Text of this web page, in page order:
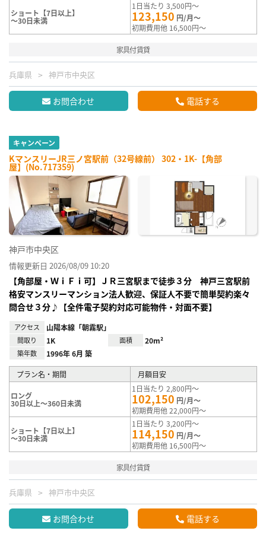
ショート【7日以上】
～30日未満
1日当たり 3,500円～
123,150 円/月～
初期費用他 16,500円～
家具付賃貸
兵庫県 神戸市中央区
お問合わせ 電話する
キャンペーン
KマンスリーJR三ノ宮駅前（32号線前） 302・1K-【角部
屋】(No.717359)
神戸市中央区
情報更新日 2026/08/09 10:20
【角部屋・ＷｉＦｉ可】ＪＲ三宮駅まで徒歩３分 神戸三宮駅前
格安マンスリーマンション法人歓迎、保証人不要で簡単契約楽々
問合せ３分♪【全件電子契約対応可能物件・対面不要】
アクセス 山陽本線「朝霧駅」
間取り 1K 面積 20m²
築年数 1996年 6月 築
プラン名・期間 月額目安
ロング
30日以上～360日未満
1日当たり 2,800円～
102,150 円/月～
初期費用他 22,000円～
ショート【7日以上】
～30日未満
1日当たり 3,200円～
114,150 円/月～
初期費用他 16,500円～
家具付賃貸
兵庫県 神戸市中央区
お問合わせ 電話する